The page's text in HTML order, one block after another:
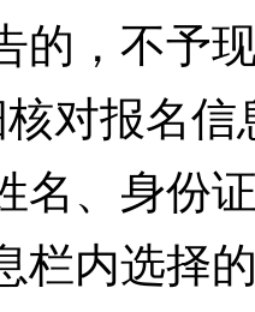
的，不予
对报名信
名、身份
栏内选择